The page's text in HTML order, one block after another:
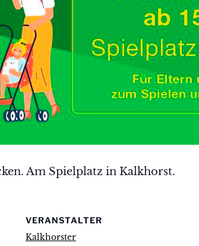
Am Spielplatz in Kalkhorst.
VERANSTALTER
Kalkhorster